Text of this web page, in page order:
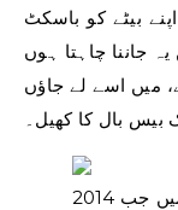
بیٹے کو باسکٹ
جاننا چاہتا ہوں
میں اسے لے جاؤں
2014 میں جب NAC آرکسٹرا نے UK کا دورہ کیا تو